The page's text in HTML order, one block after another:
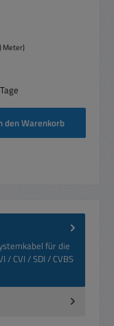
Meter)
benutze die Schaltflächen um
den Warenkorb
für die
CVI / SDI / CVBS